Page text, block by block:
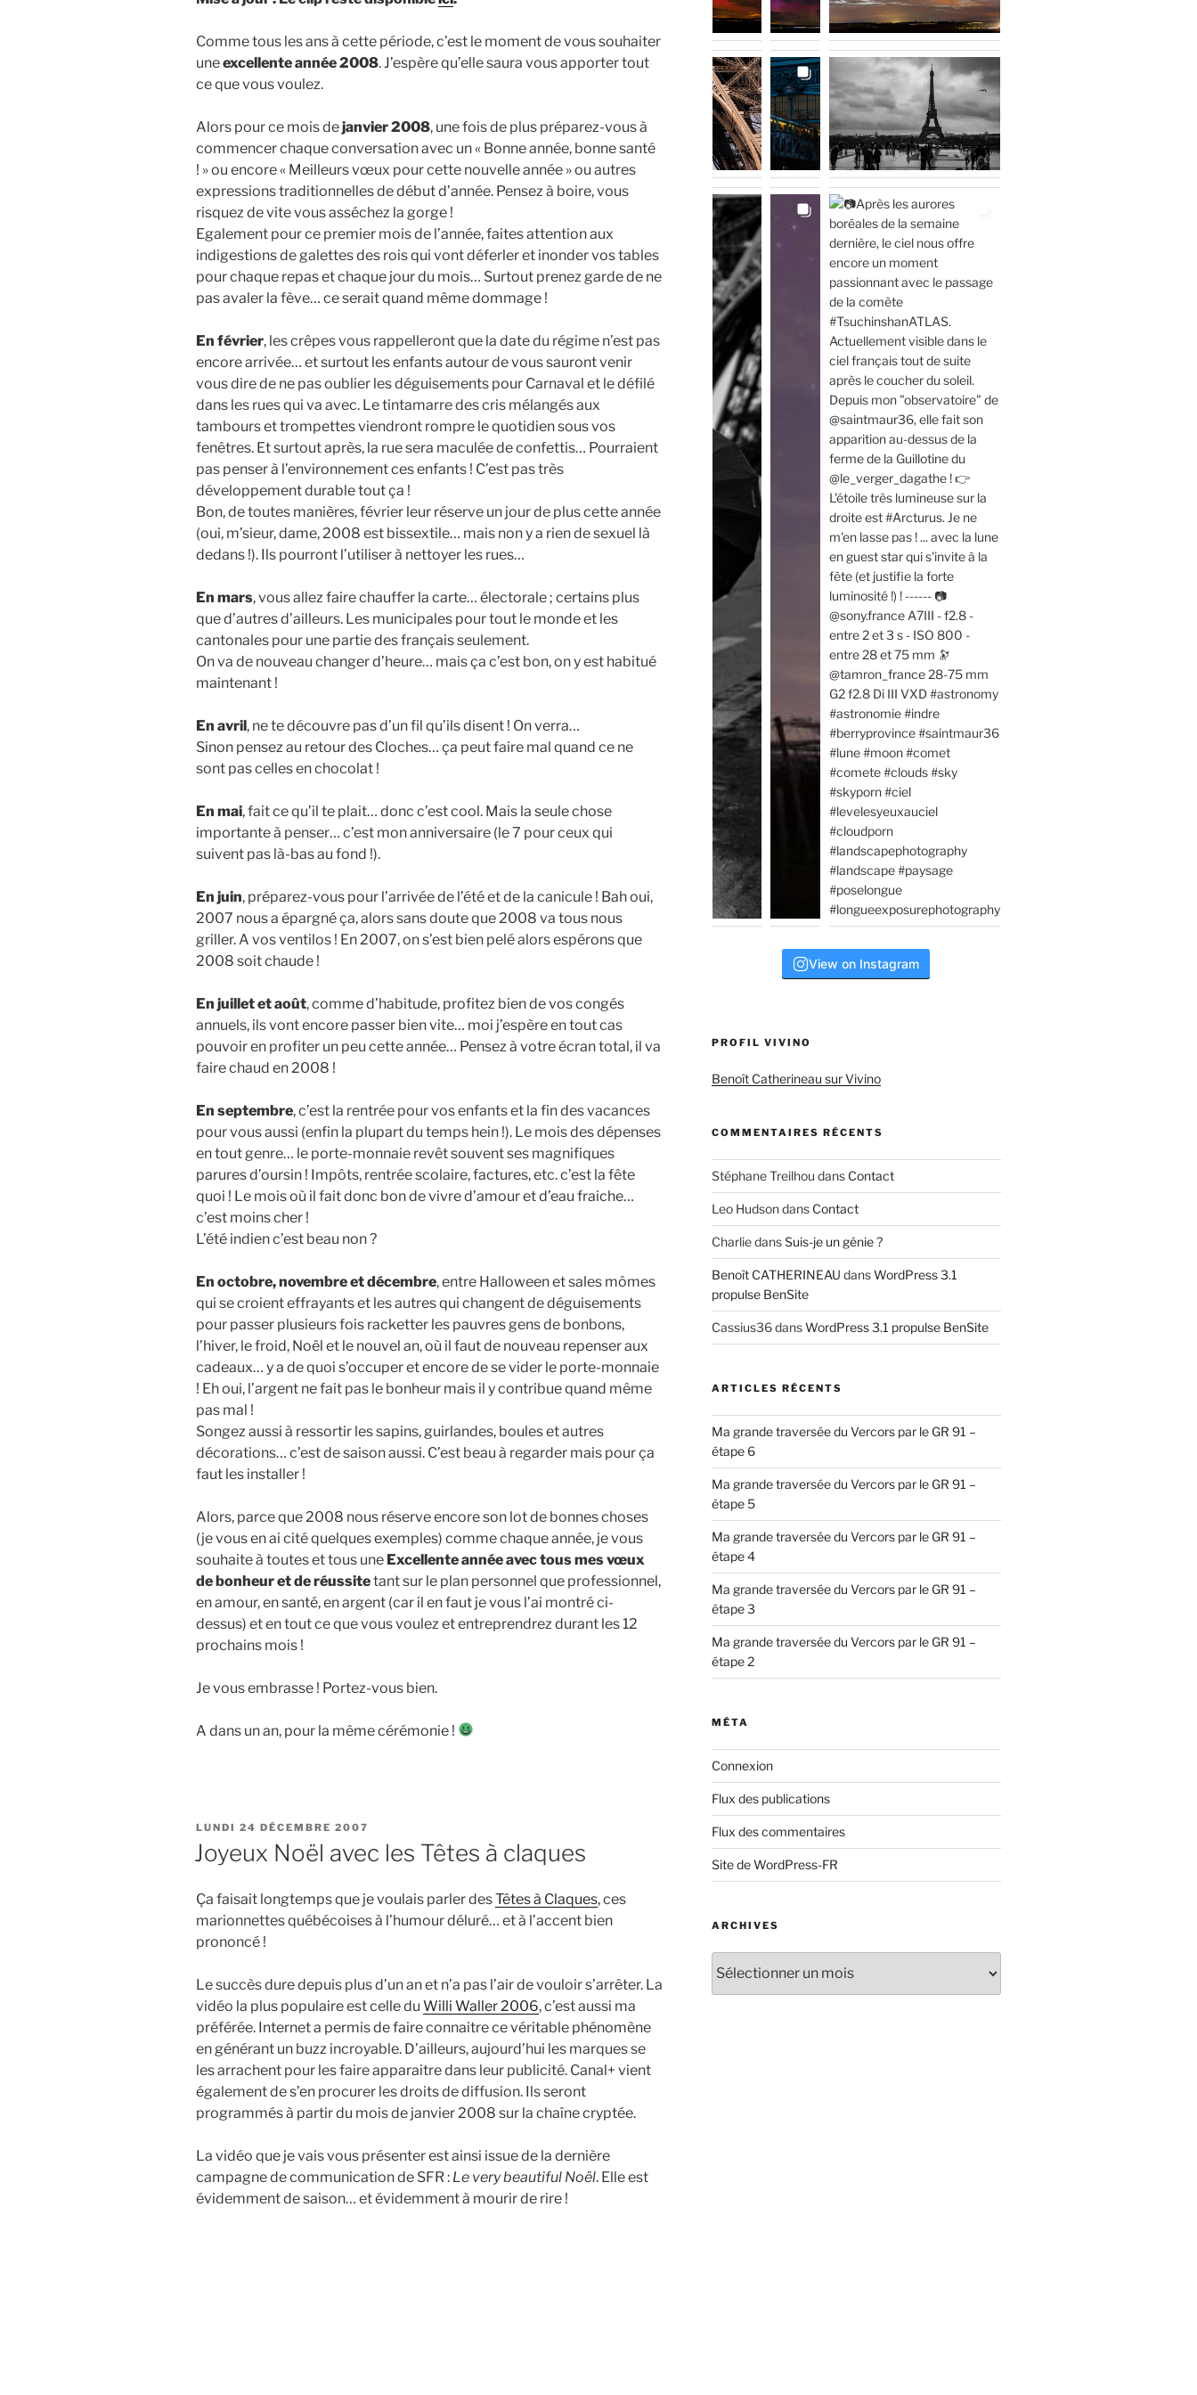
Comme tous les ans à cette période, c’est le moment de vous souhaiter
uneexcellente année 2008. J’espère qu’elle saura vous apporter tout
ce que vous voulez.
Alors pour ce mois dejanvier 2008, une fois de plus préparez-vous à
commencer chaque conversation avec un « Bonne année, bonne santé
! » ou encore « Meilleurs vœux pour cette nouvelle année » ou autres
expressions traditionnelles de début d’année. Pensez à boire, vous
risquez de vite vous asséchez la gorge !
Egalement pour ce premier mois de l’année, faites attention aux
indigestions de galettes des rois qui vont déferler et inonder vos tables
pour chaque repas et chaque jour du mois… Surtout prenez garde de ne
pas avaler la fève… ce serait quand même dommage !
En février, les crêpes vous rappelleront que la date du régime n’est pas
encore arrivée… et surtout les enfants autour de vous sauront venir
vous dire de ne pas oublier les déguisements pour Carnaval et le défilé
dans les rues qui va avec. Le tintamarre des cris mélangés aux
tambours et trompettes viendront rompre le quotidien sous vos
fenêtres. Et surtout après, la rue sera maculée de confettis… Pourraient
pas penser à l’environnement ces enfants ! C’est pas très
développement durable tout ça !
Bon, de toutes manières, février leur réserve un jour de plus cette année
(oui, m’sieur, dame, 2008 est bissextile… mais non y a rien de sexuel là
dedans !). Ils pourront l’utiliser à nettoyer les rues…
En mars, vous allez faire chauffer la carte… électorale ; certains plus
que d’autres d’ailleurs. Les municipales pour tout le monde et les
cantonales pour une partie des français seulement.
On va de nouveau changer d’heure… mais ça c’est bon, on y est habitué
maintenant !
En avril, ne te découvre pas d’un fil qu’ils disent ! On verra…
Sinon pensez au retour des Cloches… ça peut faire mal quand ce ne
sont pas celles en chocolat !
En mai, fait ce qu’il te plait… donc c’est cool. Mais la seule chose
importante à penser… c’est mon anniversaire (le 7 pour ceux qui
suivent pas là-bas au fond !).
En juin, préparez-vous pour l’arrivée de l’été et de la canicule ! Bah oui,
2007 nous a épargné ça, alors sans doute que 2008 va tous nous
griller. A vos ventilos ! En 2007, on s’est bien pelé alors espérons que
2008 soit chaude !
En juillet et août, comme d’habitude, profitez bien de vos congés
annuels, ils vont encore passer bien vite… moi j’espère en tout cas
pouvoir en profiter un peu cette année… Pensez à votre écran total, il va
faire chaud en 2008 !
En septembre, c’est la rentrée pour vos enfants et la fin des vacances
pour vous aussi (enfin la plupart du temps hein !). Le mois des dépenses
en tout genre… le porte-monnaie revêt souvent ses magnifiques
parures d’oursin ! Impôts, rentrée scolaire, factures, etc. c’est la fête
quoi ! Le mois où il fait donc bon de vivre d’amour et d’eau fraiche…
c’est moins cher !
L’été indien c’est beau non ?
En octobre, novembre et décembre, entre Halloween et sales mômes
qui se croient effrayants et les autres qui changent de déguisements
pour passer plusieurs fois racketter les pauvres gens de bonbons,
l’hiver, le froid, Noël et le nouvel an, où il faut de nouveau repenser aux
cadeaux… y a de quoi s’occuper et encore de se vider le porte-monnaie
! Eh oui, l’argent ne fait pas le bonheur mais il y contribue quand même
pas mal !
Songez aussi à ressortir les sapins, guirlandes, boules et autres
décorations… c’est de saison aussi. C’est beau à regarder mais pour ça
faut les installer !
Alors, parce que 2008 nous réserve encore son lot de bonnes choses
(je vous en ai cité quelques exemples) comme chaque année, je vous
souhaite à toutes et tous une Excellente année avec tous mes vœux
de bonheur et de réussitetant sur le plan personnel que professionnel,
en amour, en santé, en argent (car il en faut je vous l’ai montré ci-
dessus) et en tout ce que vous voulez et entreprendrez durant les 12
prochains mois !
Je vous embrasse ! Portez-vous bien.
A dans un an, pour la même cérémonie !
PUBLIÉ
LUNDI 24 DÉCEMBRE 2007
Joyeux Noël avec les Têtes à claques
Ça faisait longtemps que je voulais parler desTêtes à Claques, ces
marionnettes québécoises à l’humour déluré… et à l’accent bien
prononcé !
Le succès dure depuis plus d’un an et n’a pas l’air de vouloir s’arrêter. La
vidéo la plus populaire est celle du Willi Waller 2006, c’est aussi ma
préférée. Internet a permis de faire connaitre ce véritable phénomène
en générant un buzz incroyable. D’ailleurs, aujourd’hui les marques se
les arrachent pour les faire apparaitre dans leur publicité. Canal+ vient
également de s’en procurer les droits de diffusion. Ils seront
programmés à partir du mois de janvier 2008 sur la chaîne cryptée.
La vidéo que je vais vous présenter est ainsi issue de la dernière
campagne de communication de SFR : Le very beautiful Noël. Elle est
évidemment de saison… et évidemment à mourir de rire !
View on Instagram
PROFIL VIVINO
Benoît Catherineau sur Vivino
COMMENTAIRES RÉCENTS
Stéphane Treilhou dans Contact
Leo Hudsondans Contact
CharliedansSuis-je un génie ?
Benoît CATHERINEAU dansWordPress 3.1
propulse BenSite
Cassius36dansWordPress 3.1 propulse BenSite
ARTICLES RÉCENTS
Ma grande traversée du Vercors par le GR 91 –
étape 6
Ma grande traversée du Vercors par le GR 91 –
étape 5
Ma grande traversée du Vercors par le GR 91 –
étape 4
Ma grande traversée du Vercors par le GR 91 –
étape 3
Ma grande traversée du Vercors par le GR 91 –
étape 2
MÉTA
Connexion
Flux des publications
Flux des commentaires
Site de WordPress-FR
ARCHIVES